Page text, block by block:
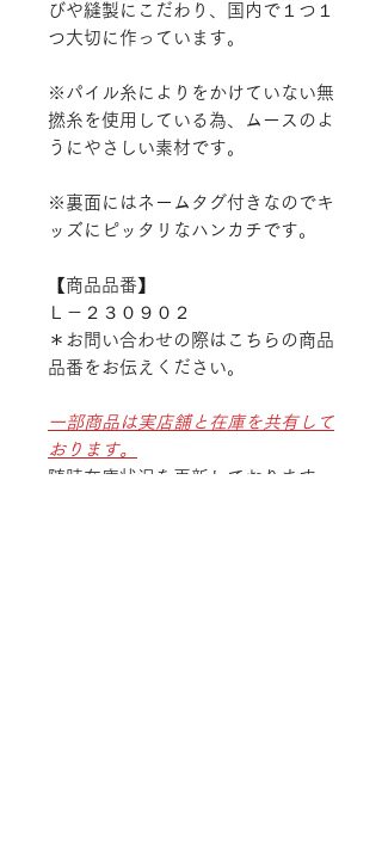
びや縫製にこだわり、国内で１つ１
つ大切に作っています。
※パイル糸によりをかけていない無
撚糸を使用している為、ムースのよ
うにやさしい素材です。
※裏面にはネームタグ付きなのでキ
ッズにピッタリなハンカチです。
【商品品番】
Ｌ－２３０９０２
＊お問い合わせの際はこちらの商品
品番をお伝えください。
一部商品は実店舗と在庫を共有して
おります。
随時在庫状況を更新しております